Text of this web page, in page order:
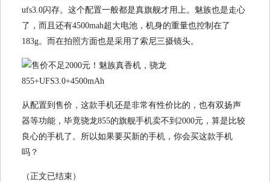
ufs3.0闪存。这个配置一般都是真旗舰才用上。魅族也是走心
了，而且还有4500mah超大电池，机身的重量也控制在了
183g。而在拍照方面也是采用了索尼三摄镜头。
​从配置到售价，这款手机还是非常有性价比的，也有双扬声
器等功能，毕竟骁龙855的旗舰手机卖不到2000元，算是比较
良心的手机了。所以如果要买新的手机，你会买这款手机
吗？
（正文已结束）